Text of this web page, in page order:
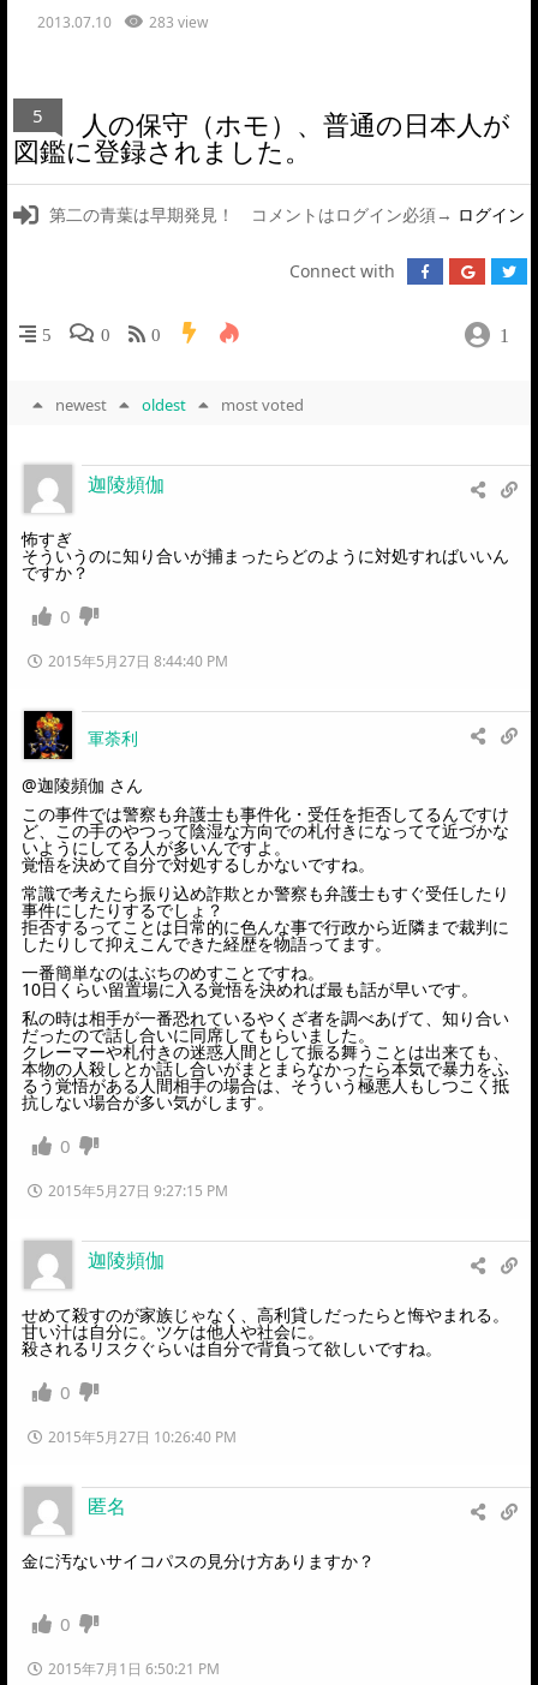
2013.07.10 283 view
5 人の保守（ホモ）、普通の日本人が
図鑑に登録されました。
第二の青葉は早期発見！ コメントはログイン必須→ ログイン
Connect with
5 0 0 1
newest oldest most voted
迦陵頻伽
怖すぎ
そういうのに知り合いが捕まったらどのように対処すればいいん
ですか？
0
2015年5月27日 8:44:40 PM
軍荼利
@迦陵頻伽 さん
この事件では警察も弁護士も事件化・受任を拒否してるんですけ
ど、この手のやつって陰湿な方向での札付きになってて近づかな
いようにしてる人が多いんですよ。
覚悟を決めて自分で対処するしかないですね。
常識で考えたら振り込め詐欺とか警察も弁護士もすぐ受任したり
事件にしたりするでしょ？
拒否するってことは日常的に色んな事で行政から近隣まで裁判に
したりして抑えこんできた経歴を物語ってます。
一番簡単なのはぶちのめすことですね。
10日くらい留置場に入る覚悟を決めれば最も話が早いです。
私の時は相手が一番恐れているやくざ者を調べあげて、知り合い
だったので話し合いに同席してもらいました。
クレーマーや札付きの迷惑人間として振る舞うことは出来ても、
本物の人殺しとか話し合いがまとまらなかったら本気で暴力をふ
るう覚悟がある人間相手の場合は、そういう極悪人もしつこく抵
抗しない場合が多い気がします。
0
2015年5月27日 9:27:15 PM
迦陵頻伽
せめて殺すのが家族じゃなく、高利貸しだったらと悔やまれる。
甘い汁は自分に。ツケは他人や社会に。
殺されるリスクぐらいは自分で背負って欲しいですね。
0
2015年5月27日 10:26:40 PM
匿名
金に汚ないサイコパスの見分け方ありますか？
0
2015年7月1日 6:50:21 PM